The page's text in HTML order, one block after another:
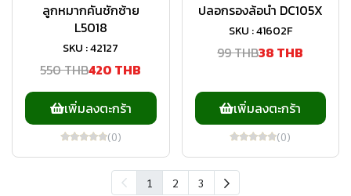
ลูกหมากคันชักซ้าย
L5018
SKU : 42127
550 THB420 THB
เพิ่มลงตะกร้า
(0)
ปลอกรองล้อนำ DC105X
SKU : 41602F
99 THB38 THB
เพิ่มลงตะกร้า
(0)
1 2 3